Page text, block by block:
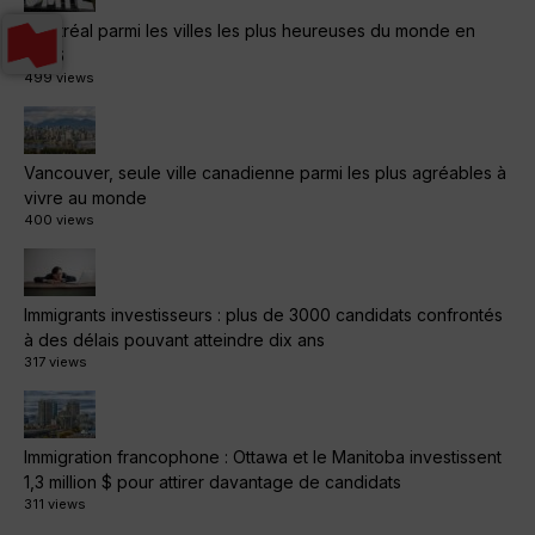
Montréal parmi les villes les plus heureuses du monde en
2026
499 views
Vancouver, seule ville canadienne parmi les plus agréables à
vivre au monde
400 views
Immigrants investisseurs : plus de 3000 candidats confrontés
à des délais pouvant atteindre dix ans
317 views
Immigration francophone : Ottawa et le Manitoba investissent
1,3 million $ pour attirer davantage de candidats
311 views